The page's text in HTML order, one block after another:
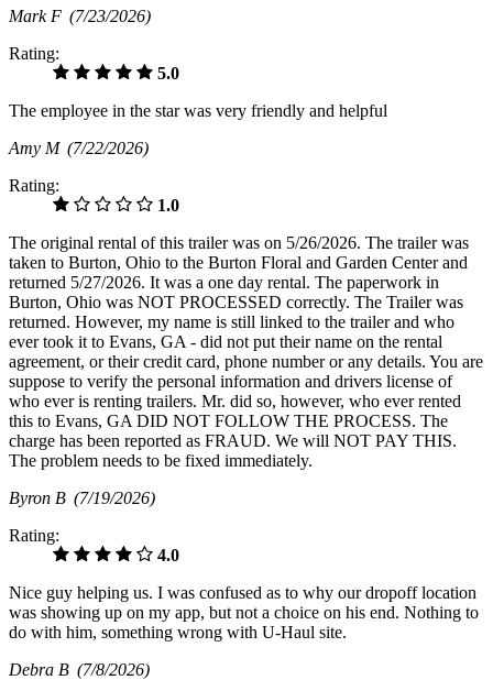
Mark F (7/23/2026)
Rating:
5.0
The employee in the star was very friendly and helpful
Amy M (7/22/2026)
Rating:
1.0
The original rental of this trailer was on 5/26/2026. The trailer was
taken to Burton, Ohio to the Burton Floral and Garden Center and
returned 5/27/2026. It was a one day rental. The paperwork in
Burton, Ohio was NOT PROCESSED correctly. The Trailer was
returned. However, my name is still linked to the trailer and who
ever took it to Evans, GA - did not put their name on the rental
agreement, or their credit card, phone number or any details. You are
suppose to verify the personal information and drivers license of
who ever is renting trailers. Mr. did so, however, who ever rented
this to Evans, GA DID NOT FOLLOW THE PROCESS. The
charge has been reported as FRAUD. We will NOT PAY THIS.
The problem needs to be fixed immediately.
Byron B (7/19/2026)
Rating:
4.0
Nice guy helping us. I was confused as to why our dropoff location
was showing up on my app, but not a choice on his end. Nothing to
do with him, something wrong with U-Haul site.
Debra B (7/8/2026)